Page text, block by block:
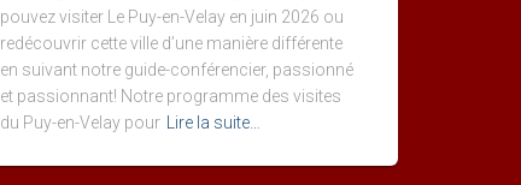
pouvez visiter Le Puy-en-Velay en juin 2026 ou
redécouvrir cette ville d’une manière différente
en suivant notre guide-conférencier, passionné
et passionnant! Notre programme des visites
du Puy-en-Velay pour
Lire la suite…